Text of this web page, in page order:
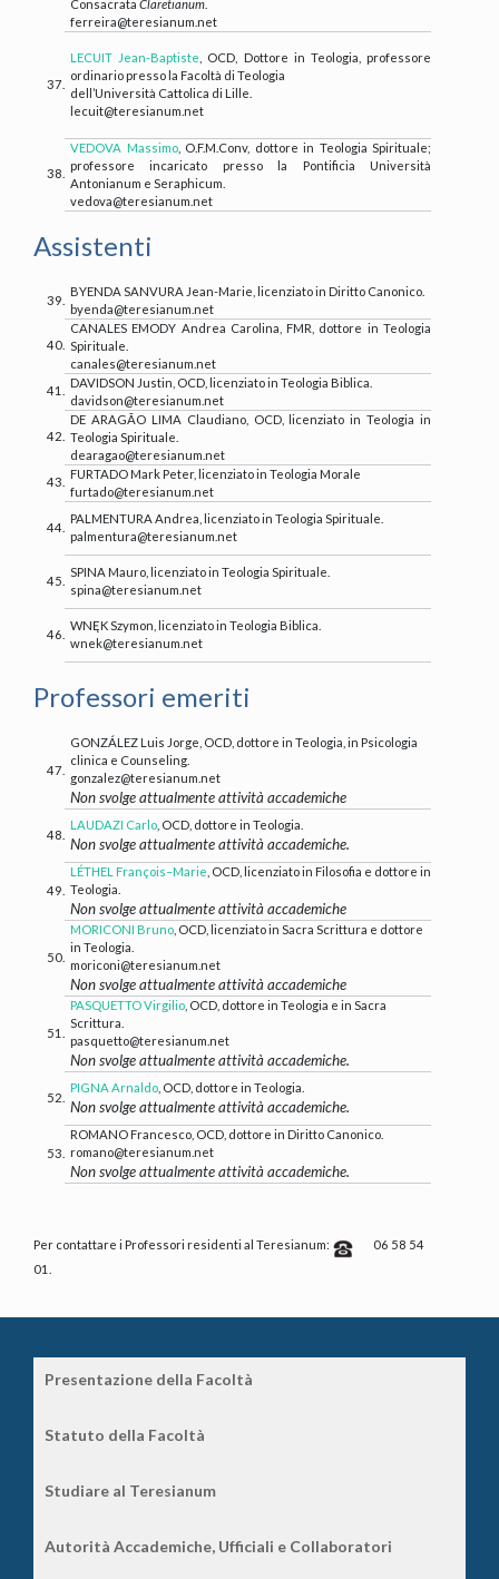
Consacrata Claretianum
ferreira@teresianum.net
37.
LECUIT Jean-Baptiste , OCD, Dottore in Teologia, professore
ordinario presso la Facoltà di Teologia
dell’Università Cattolica di Lille.
lecuit@teresianum.net
38.
VEDOVA Massimo, O.F.M.Conv, dottore in Teologia Spirituale;
professore incaricato presso la Pontificia Università
Antonianum e Seraphicum.
vedova@teresianum.net
Assistenti
39.
BYENDA SANVURA Jean-Marie, licenziato in Diritto Canonico.
byenda@teresianum.net
40.
CANALES EMODY Andrea Carolina, FMR, dottore in Teologia
Spirituale.
canales@teresianum.net
41.
DAVIDSON Justin, OCD, licenziato in Teologia Biblica.
davidson@teresianum.net
42.
DE ARAGÃO LIMA Claudiano, OCD, licenziato in Teologia in
Teologia Spirituale.
dearagao@teresianum.net
43.
FURTADO Mark Peter, licenziato in Teologia Morale
furtado@teresianum.net
44.
PALMENTURA Andrea, licenziato in Teologia Spirituale.
palmentura@teresianum.net
45.
SPINA Mauro, licenziato in Teologia Spirituale.
spina@teresianum.net
46.
WNĘK Szymon, licenziato in Teologia Biblica.
wnek@teresianum.net
Professori emeriti
47.
GONZÁLEZ Luis Jorge, OCD, dottore in Teologia, in Psicologia
clinica e Counseling.
gonzalez@teresianum.net
Non svolge attualmente attività accademiche
48.
LAUDAZI Carlo , OCD, dottore in Teologia.
Non svolge attualmente attività accademiche.
49.
LÉTHEL François–Marie , OCD, licenziato in Filosofia e dottore in
Teologia.
Non svolge attualmente attività accademiche
50.
MORICONI Bruno , OCD, licenziato in Sacra Scrittura e dottore
in Teologia.
moriconi@teresianum.net
Non svolge attualmente attività accademiche
51.
PASQUETTO Virgilio , OCD, dottore in Teologia e in Sacra
Scrittura.
pasquetto@teresianum.net
Non svolge attualmente attività accademiche.
52.
PIGNA Arnaldo , OCD, dottore in Teologia.
Non svolge attualmente attività accademiche.
53.
ROMANO Francesco, OCD, dottore in Diritto Canonico.
romano@teresianum.net
Non svolge attualmente attività accademiche.
Per contattare i Professori residenti al Teresianum:
06 58 54
01.
Presentazione della Facoltà
Statuto della Facoltà
Studiare al Teresianum
Autorità Accademiche, Ufficiali e Collaboratori